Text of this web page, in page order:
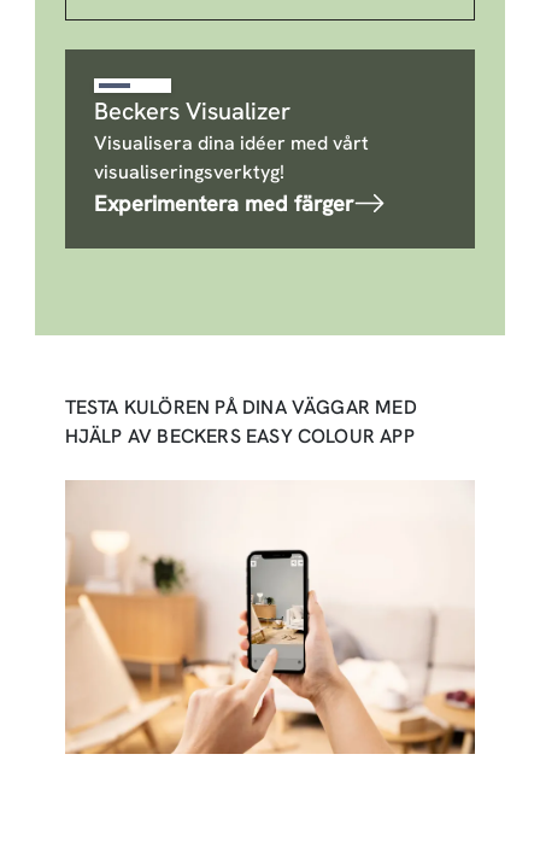
Beckers Visualizer
Visualisera dina idéer med vårt
visualiseringsverktyg!
Experimentera med färger
TESTA KULÖREN PÅ DINA VÄGGAR MED
HJÄLP AV BECKERS EASY COLOUR APP